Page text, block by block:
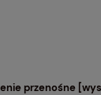
przenośne